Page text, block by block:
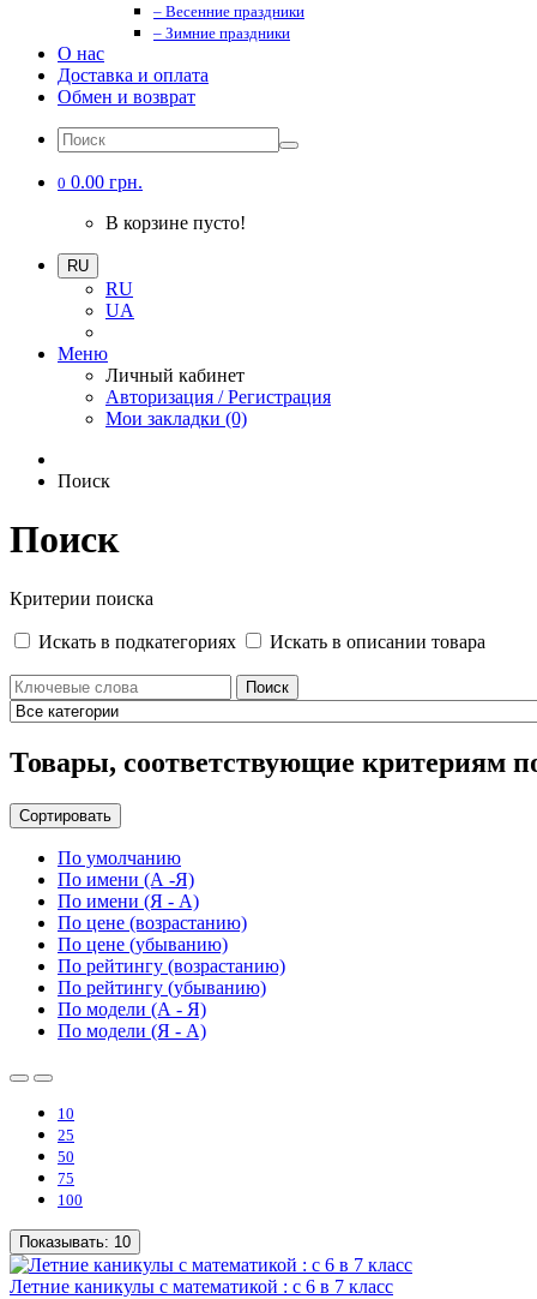
– Весенние праздники
– Зимние праздники
О нас
Доставка и оплата
Обмен и возврат
0 0.00 грн.
В корзине пусто!
RU
RU
UA
Меню
Личный кабинет
Авторизация / Регистрация
Мои закладки (0)
Поиск
Поиск
Критерии поиска
Искать в подкатегориях Искать в описании товара
Товары, соответствующие критериям
Сортировать
По умолчанию
По имени (А -Я)
По имени (Я - А)
По цене (возрастанию)
По цене (убыванию)
По рейтингу (возрастанию)
По рейтингу (убыванию)
По модели (А - Я)
По модели (Я - А)
10
25
50
75
100
Показывать: 10
Летние каникулы с математикой : с 6 в 7 класс